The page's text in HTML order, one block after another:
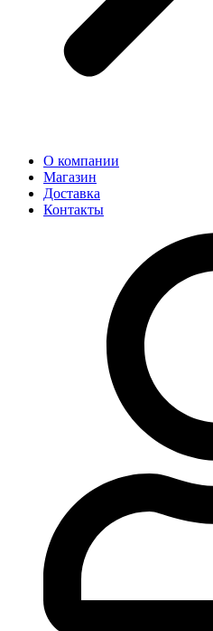
О компании
Магазин
Доставка
Контакты